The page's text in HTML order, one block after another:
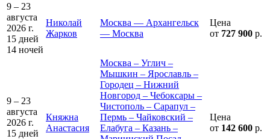
9 – 23
августа
2026 г.
15 дней
14 ночей
Николай
Жарков
Москва — Архангельск
— Москва
Цена
от 727 900 р.
9 – 23
августа
2026 г.
15 дней
Княжна
Анастасия
Москва – Углич –
Мышкин – Ярославль –
Городец – Нижний
Новгород – Чебоксары –
Чистополь – Сарапул –
Пермь – Чайковский –
Елабуга – Казань –
Цена
от 142 600 р.